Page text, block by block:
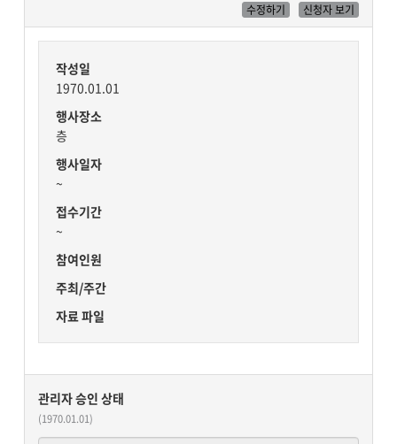
수정하기 신청자 보기
작성일
1970.01.01
행사장소
층
행사일자
~
접수기간
~
참여인원
주최/주간
자료 파일
관리자 승인 상태
(1970.01.01)